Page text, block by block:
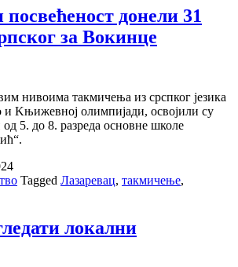
целу
Србију
донели 31
за Вокинце
нивоима такмичења из срспког језика
Kњижевној олимпијади, освојили су
5. до 8. разреда основне школе
Tagged Лазаревац, такмичење,
локални